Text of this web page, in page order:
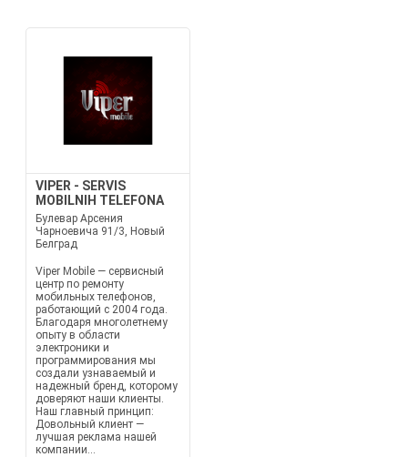
VIPER - SERVIS
MOBILNIH TELEFONA
Булевар Арсения
Чарноевича 91/3, Новый
Белград
Viper Mobile — сервисный
центр по ремонту
мобильных телефонов,
работающий с 2004 года.
Благодаря многолетнему
опыту в области
электроники и
программирования мы
создали узнаваемый и
надежный бренд, которому
доверяют наши клиенты.
Наш главный принцип:
Довольный клиент —
лучшая реклама нашей
компании...